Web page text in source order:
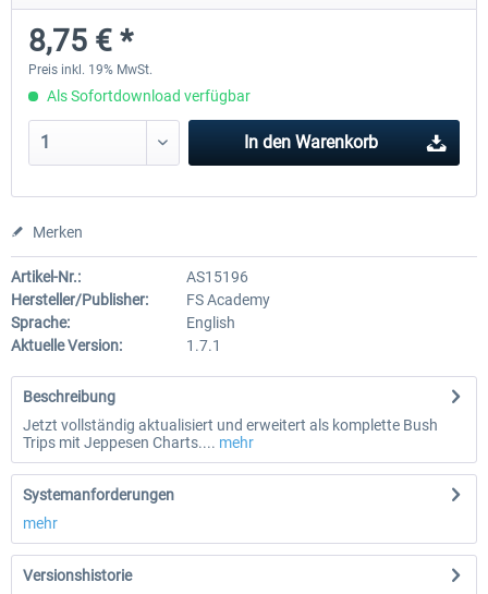
14,88 € *
8,75 € *
Preis inkl. 19% MwSt.
Als Sofortdownload verfügbar
In den Warenkorb
Merken
Artikel-Nr.:
AS15196
Hersteller/Publisher:
FS Academy
Sprache:
English
Aktuelle Version:
1.7.1
Beschreibung
Jetzt vollständig aktualisiert und erweitert als komplette Bush
Trips mit Jeppesen Charts.... mehr
Systemanforderungen
mehr
Versionshistorie